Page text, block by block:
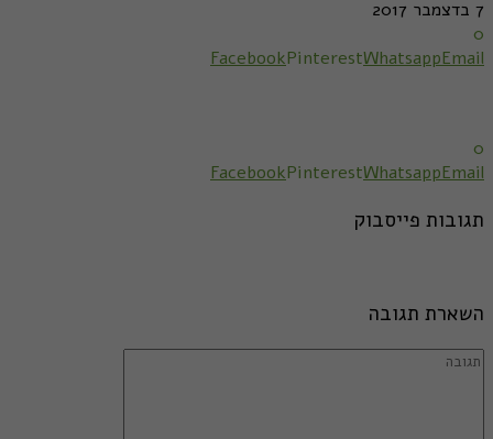
7 בדצמבר 2017
0
FacebookPinterestWhatsappEmail
0
FacebookPinterestWhatsappEmail
תגובות פייסבוק
השארת תגובה